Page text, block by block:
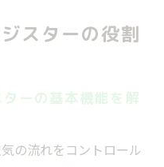
るレジスターの重要
スターの役割
ーの基本機能を解
の流れをコントロール